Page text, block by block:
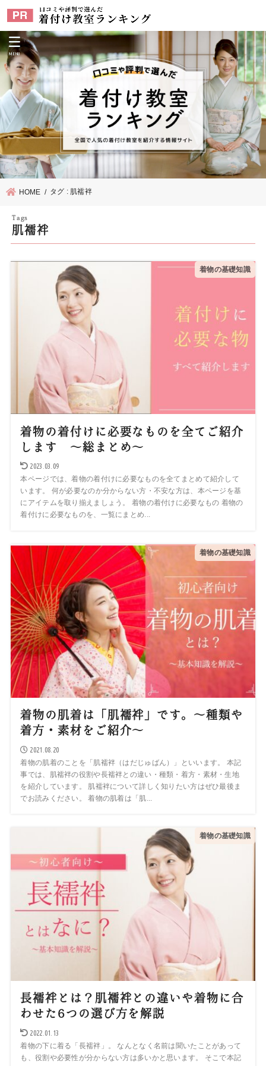
MENU
HOME タグ : 肌襦袢
肌襦袢
着物の基礎知識
着物の着付けに必要なものを全てご紹介
します ～総まとめ～
2023.03.09
本ページでは、着物の着付けに必要なものを全てまとめて紹介して
います。 何が必要なのか分からない方・不安な方は、本ページを基
にアイテムを取り揃えましょう。 着物の着付けに必要なもの 着物の
着付けに必要なものを、一覧にまとめ...
着物の基礎知識
着物の肌着は「肌襦袢」です。～種類や
着方・素材をご紹介～
2021.08.20
着物の肌着のことを「肌襦袢（はだじゅばん）」といいます。 本記
事では、肌襦袢の役割や長襦袢との違い・種類・着方・素材・生地
を紹介しています。 肌襦袢について詳しく知りたい方はぜひ最後ま
でお読みください。 着物の肌着は「肌...
着物の基礎知識
長襦袢とは？肌襦袢との違いや着物に合
わせた6つの選び方を解説
2022.01.13
着物の下に着る「長襦袢」。 なんとなく名前は聞いたことがあって
も、役割や必要性が分からない方は多いかと思います。 そこで本記